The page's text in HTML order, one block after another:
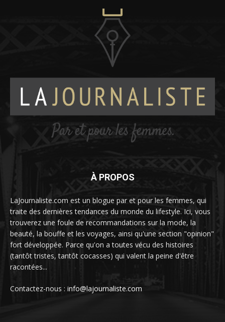
À PROPOS
LaJournaliste.com est un blogue par et pour les femmes, qui
traite des dernières tendances du monde du lifestyle. Ici, vous
trouverez une foule de recommandations sur la mode, la
beauté, la bouffe et les voyages, ainsi qu'une section "opinion"
fort développée. Parce qu'on a toutes vécu des histoires
(tantôt tristes, tantôt cocasses) qui valent la peine d'être
racontées...
Contactez-nous : info@lajournaliste.com